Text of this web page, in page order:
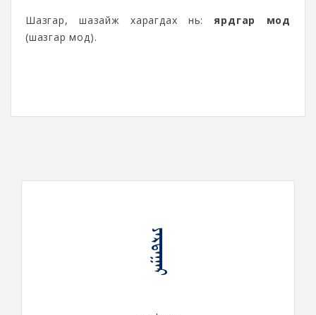
Шазгар, шазайж харагдах нь:ярдгар мод
(шазгар мод).
ᠶᠠᠷᠳᠠᠭᠠᠷ